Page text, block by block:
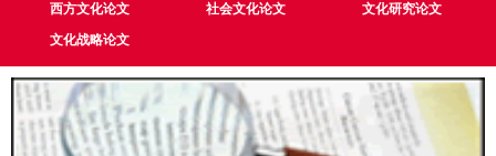
西方文化论文
社会文化论文
文化研究论文
文化战略论文